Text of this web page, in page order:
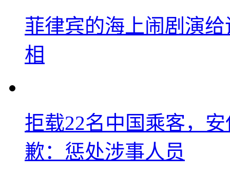
菲律宾的海上闹剧演
相
拒载22名中国乘客，
歉：惩处涉事人员